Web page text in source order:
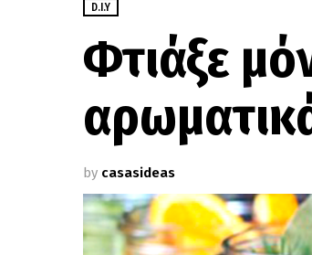
D.I.Y
Φτιάξε
by casasideas